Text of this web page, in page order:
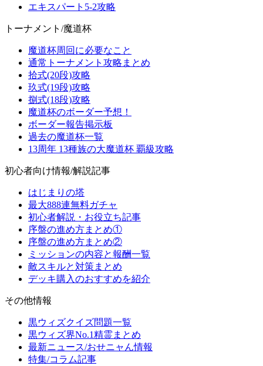
エキスパート5-2攻略
トーナメント/魔道杯
魔道杯周回に必要なこと
通常トーナメント攻略まとめ
拾式(20段)攻略
玖式(19段)攻略
捌式(18段)攻略
魔道杯のボーダー予想！
ボーダー報告掲示板
過去の魔道杯一覧
13周年 13種族の大魔道杯 覇級攻略
初心者向け情報/解説記事
はじまりの塔
最大888連無料ガチャ
初心者解説・お役立ち記事
序盤の進め方まとめ①
序盤の進め方まとめ②
ミッションの内容と報酬一覧
敵スキルと対策まとめ
デッキ購入のおすすめを紹介
その他情報
黒ウィズクイズ問題一覧
黒ウィズ界No.1精霊まとめ
最新ニュース/おせニャん情報
特集/コラム記事